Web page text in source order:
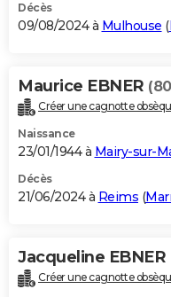
Décès
09/08/2024 à Mulhouse (
Maurice EBNER
Créer une cagnotte
Naissance
23/01/1944 à Mairy-sur-
Décès
21/06/2024 à Reims (
Jacqueline EBNER
Créer une cagnotte